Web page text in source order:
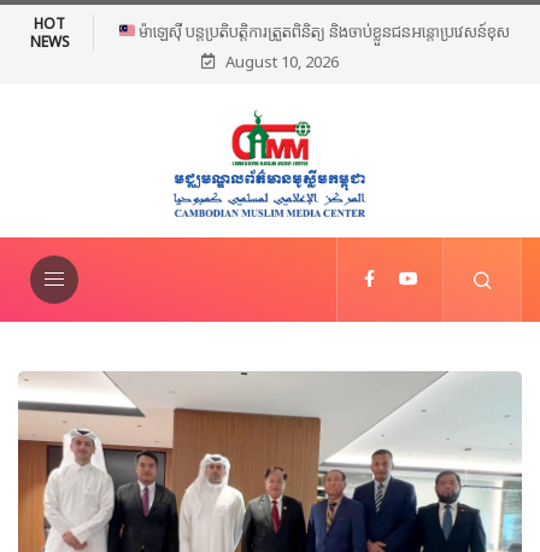
HOT
NEWS
អ៊ីរ៉ង់ និងអាមេរិក អះអាងថាកិច្ចព្រមព្រៀងស្តីពីច្រកសមុទ្ទ Hormuz ជិត
សម្រេចបានហើយ
August 10, 2026